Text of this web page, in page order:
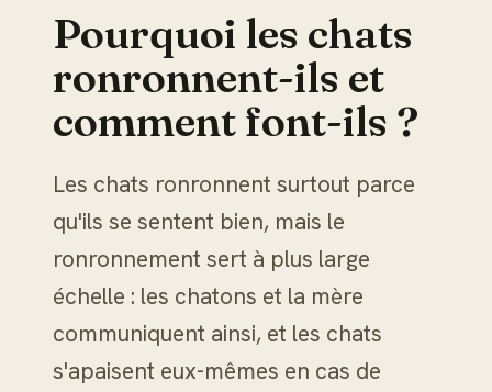
Pourquoi les chats
ronronnent-ils et
comment font-ils ?
Les chats ronronnent surtout parce
qu'ils se sentent bien, mais le
ronronnement sert à plus large
échelle : les chatons et la mère
communiquent ainsi, et les chats
s'apaisent eux-mêmes en cas de